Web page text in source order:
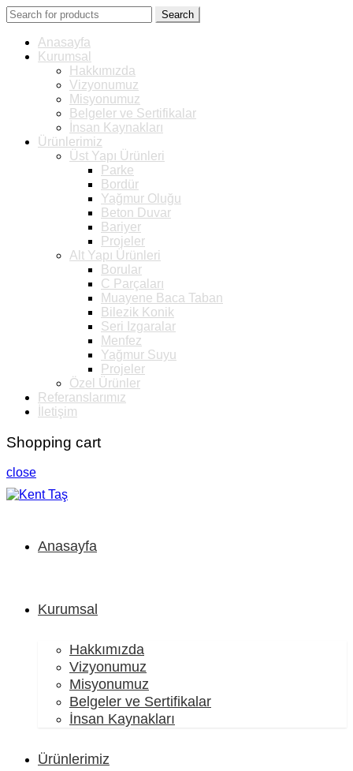
Search
Anasayfa
Kurumsal
Hakkımızda
Vizyonumuz
Misyonumuz
Belgeler ve Sertifikalar
İnsan Kaynakları
Ürünlerimiz
Üst Yapı Ürünleri
Parke
Bordür
Yağmur Oluğu
Beton Duvar
Bariyer
Projeler
Alt Yapı Ürünleri
Borular
C Parçaları
Muayene Baca Taban
Bilezik Konik
Seri Izgaralar
Menfez
Yağmur Suyu
Projeler
Özel Ürünler
Referanslarımız
İletişim
Shopping cart
close
Anasayfa
Kurumsal
Hakkımızda
Vizyonumuz
Misyonumuz
Belgeler ve Sertifikalar
İnsan Kaynakları
Ürünlerimiz